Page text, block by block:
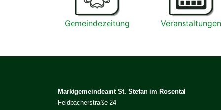
Gemeindezeitung Veranstaltungen
Marktgemeindeamt St. Stefan im Rosental
Feldbacherstraße 24